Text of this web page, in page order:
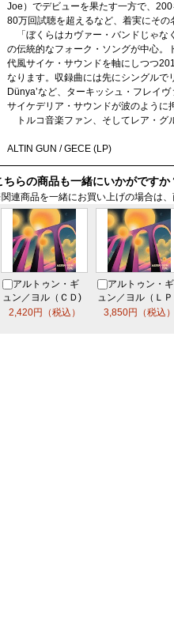
Joe）でデビューを果たす一方で、
80万回試聴を超えるなど、着実にその
「ぼくらはカヴァー・バンドじゃな
の伝統的なフォーク・ソングが中心
代風サイケ・サウンドを軸にしつつ
なります。収録曲には先にシングルで
Dünya’など、ターキッシュ・フレイ
サイケデリア・サウンドが波のように
トルコ音楽ファン、そしてレア・グ
ALTIN GUN / GECE (LP)
ちらの商品も一緒にいかがですか
連商品を一緒にお買い上げの場合は、
アルトゥン・ギ
ュン／ヨル（ＣＤ)
2,420円（税込）
アルトゥン・ギ
ュン／ヨル（ＬＰ
3,850円（税込）